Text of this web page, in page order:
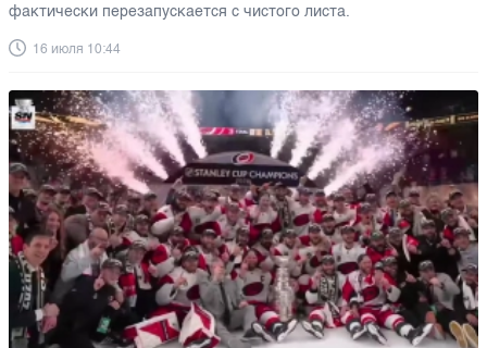
фактически перезапускается с чистого листа.
16 июля 10:44